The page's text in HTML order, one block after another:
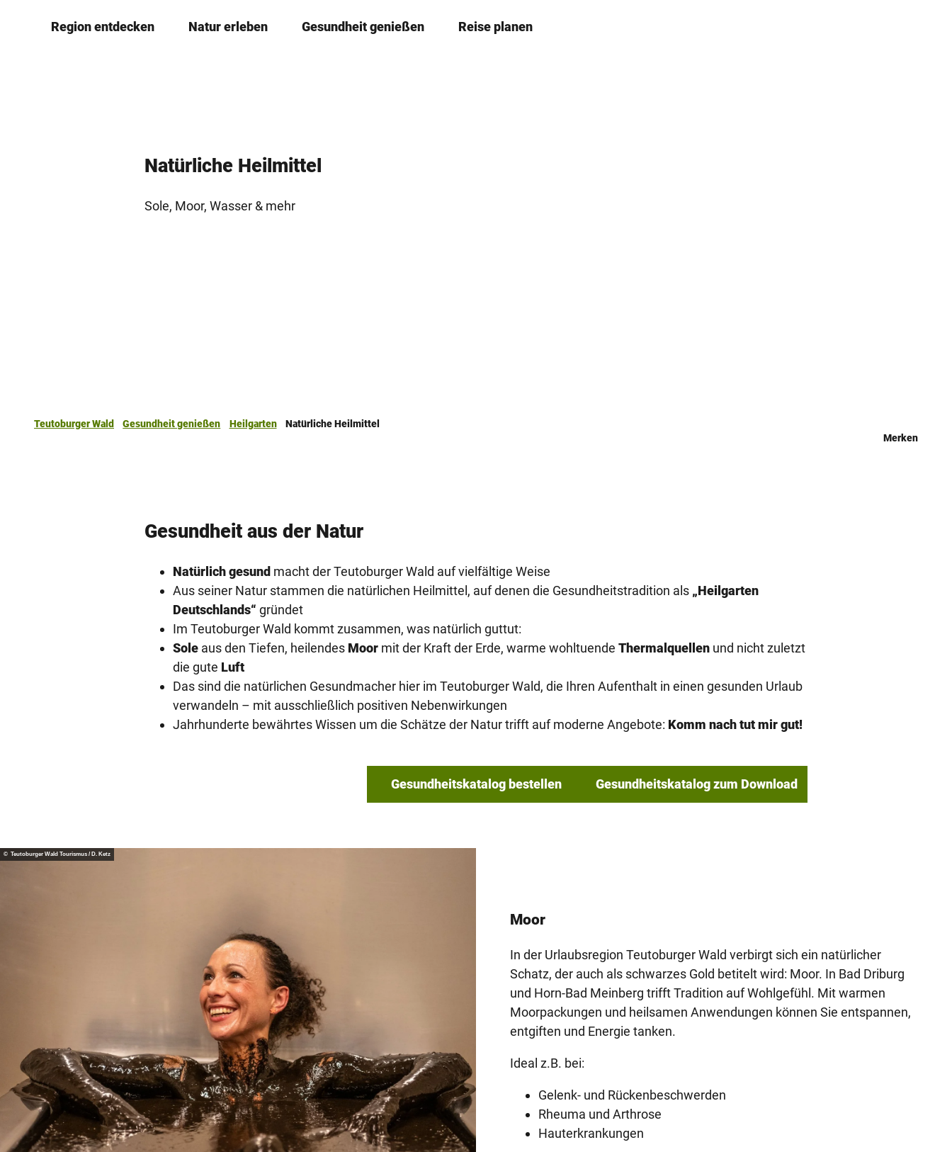
Region entdecken Natur erleben Gesundheit genießen Reise planen
Natürliche Heilmittel
Sole, Moor, Wasser & mehr
Teutoburger Wald Gesundheit genießen Heilgarten
Natürliche Heilmittel
Merken
Gesundheit aus der Natur
Natürlich gesund macht der Teutoburger Wald auf vielfältige Weise
Aus seiner Natur stammen die natürlichen Heilmittel, auf denen die Gesundheitstradition als „Heilgarten
Deutschlands“ gründet
Im Teutoburger Wald kommt zusammen, was natürlich guttut:
Sole aus den Tiefen, heilendes Moor mit der Kraft der Erde, warme wohltuende Thermalquellen und nicht zuletzt
die gute Luft
Das sind die natürlichen Gesundmacher hier im Teutoburger Wald, die Ihren Aufenthalt in einen gesunden Urlaub
verwandeln – mit ausschließlich positiven Nebenwirkungen
Jahrhunderte bewährtes Wissen um die Schätze der Natur trifft auf moderne Angebote: Komm nach tut mir gut!
Gesundheitskatalog bestellen Gesundheitskatalog zum Download
© Teutoburger Wald Tourismus / D. Ketz
Moor
In der Urlaubsregion Teutoburger Wald verbirgt sich ein natürlicher
Schatz, der auch als schwarzes Gold betitelt wird: Moor. In Bad Driburg
und Horn-Bad Meinberg trifft Tradition auf Wohlgefühl. Mit warmen
Moorpackungen und heilsamen Anwendungen können Sie entspannen,
entgiften und Energie tanken.
Ideal z.B. bei:
Gelenk- und Rückenbeschwerden
Rheuma und Arthrose
Hauterkrankungen